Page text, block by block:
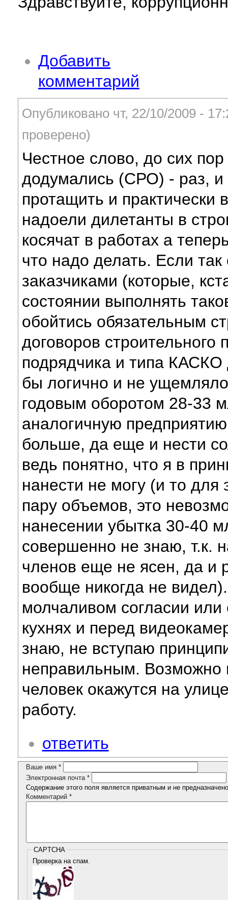
Добавить
комментарий
Опубликовано чт, 22/10/2009 -
проверено)
Честное слово, до сих пор
додумались (СРО) - раз, и
протащить и практически
надоели дилетанты в
косячат в работах а
что надо делать. Если
заказчиками (которые,
состоянии выполнять
обойтись обязательным
договоров
подрядчика и типа КАСКО
бы логично и не
годовым оборотом 28-33
аналогичную
больше, да еще и нести
ведь понятно, что я в
нанести не могу (и то для
пару объемов, это
нанесении убытка 30-40
совершенно не знаю, т.к.
членов еще не ясен, да и
вообще никогда не
молчаливом согласии
кухнях и перед
знаю, не вступаю
неправильным. Возможно
человек окажутся на
работу.
ответить
Ваше имя *
Электронная почта *
Содержание этого поля является приватным и не
Комментарий *
CAPTCHA
Проверка на спам.